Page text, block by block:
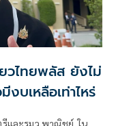
วไทยพลัส ยังไม่
บเหลือเท่าไหร่
รีและรมว.พาณิชย์ ใน